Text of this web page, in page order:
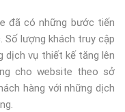
đã có những bước tiến
Số lượng khách truy cập
dịch vụ thiết kế tăng lên
cho website theo sở
hàng với những dịch